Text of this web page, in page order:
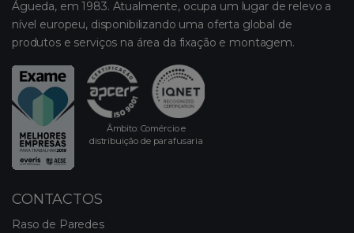
Águeda, em 1983. Atualmente, ocupa um lugar de relevo a
nível europeu, disponibilizando uma oferta global de
produtos e serviços na área da fixação e montagem.
Âmbito: Comércio e
distribuição de parafusaria
CONTACTOS
Raso de Paredes